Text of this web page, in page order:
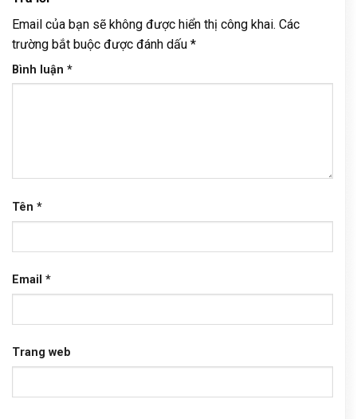
Email của bạn sẽ không được hiển thị công khai. Các
trường bắt buộc được đánh dấu *
Bình luận *
Tên *
Email *
Trang web